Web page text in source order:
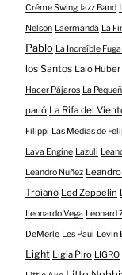
Créme Swing Jazz Band
Nelson Laermandá La
Pablo La Increíble
los Santos Lalo Huber
Hacer Pájaros La
parió La Rifa del
Filippi Las Medias de
Lava Engine Lazuli
Leandro Nuñez
Troiano Led Zeppelin
Leonardo Vega Leonard
DeMerle Les Paul Levin
Light Ligia Piro LIGRO